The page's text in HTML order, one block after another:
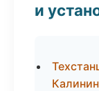
и